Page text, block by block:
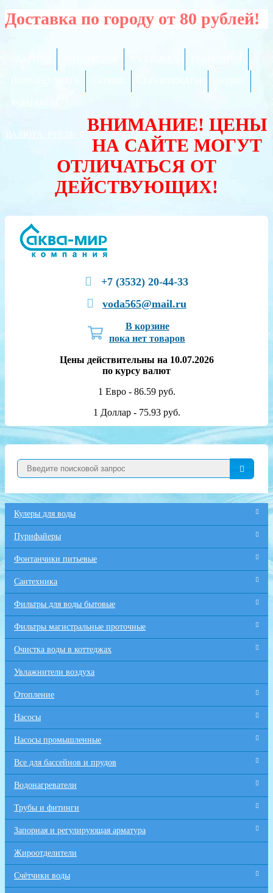
Доставка по городу от 80 рублей!
ВАЛЮТА:
ВНИМАНИЕ! ЦЕНЫ
НА САЙТЕ МОГУТ
ОТЛИЧАТЬСЯ ОТ
ДЕЙСТВУЮЩИХ!
+7 (3532) 20-44-33
voda565@mail.ru
В корзине
пока нет товаров
Цены действительны на 10.07.2026
по курсу валют
1 Евро - 86.59 руб.
1 Доллар - 75.93 руб.
Кулеры для воды
Пурифайеры
Фонтанчики питьевые
Сантехника
Фильтры для воды бытовые
Фильтры магистральные проточные
Очистка воды в коттеджах
Увлажнители воздуха
Отопление
Насосы
Насосы промышленные
Все для бaссейнов и прудов
Водонагреватели
Трубы и фитинги
Запорная и регулирующая арматура
Жироотделители
Счётчики воды